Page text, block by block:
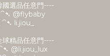
國選品任意門----
@flybaby
⁀➷ li.jiou_
球精品任意門----
@li.jiou_lux